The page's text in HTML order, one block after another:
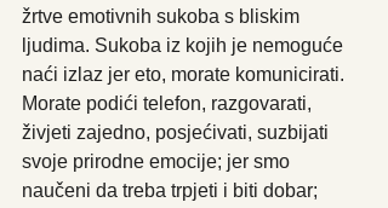
žrtve emotivnih sukoba s bliskim
ljudima. Sukoba iz kojih je nemoguće
naći izlaz jer eto, morate komunicirati.
Morate podići telefon, razgovarati,
živjeti zajedno, posjećivati, suzbijati
svoje prirodne emocije; jer smo
naučeni da treba trpjeti i biti dobar;